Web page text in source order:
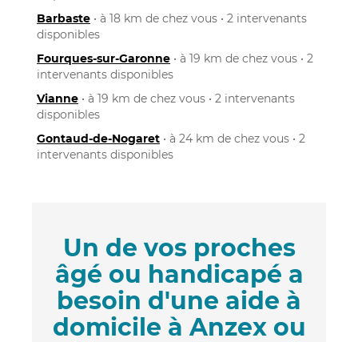
Barbaste • à 18 km de chez vous • 2 intervenants
disponibles
Fourques-sur-Garonne • à 19 km de chez vous • 2
intervenants disponibles
Vianne • à 19 km de chez vous • 2 intervenants
disponibles
Gontaud-de-Nogaret • à 24 km de chez vous • 2
intervenants disponibles
Un de vos proches
âgé ou handicapé a
besoin d'une aide à
domicile à Anzex ou